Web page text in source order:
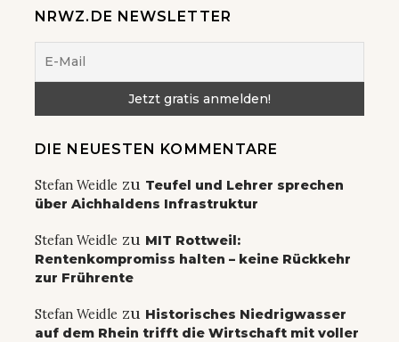
NRWZ.DE NEWSLETTER
DIE NEUESTEN KOMMENTARE
Stefan Weidle zu Teufel und Lehrer sprechen
über Aichhaldens Infrastruktur
Stefan Weidle zu MIT Rottweil:
Rentenkompromiss halten – keine Rückkehr
zur Frührente
Stefan Weidle zu Historisches Niedrigwasser
auf dem Rhein trifft die Wirtschaft mit voller